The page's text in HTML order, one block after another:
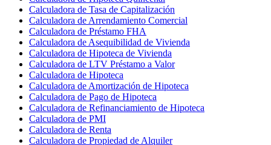
Calculadora de Tasa de Capitalización
Calculadora de Arrendamiento Comercial
Calculadora de Préstamo FHA
Calculadora de Asequibilidad de Vivienda
Calculadora de Hipoteca de Vivienda
Calculadora de LTV Préstamo a Valor
Calculadora de Hipoteca
Calculadora de Amortización de Hipoteca
Calculadora de Pago de Hipoteca
Calculadora de Refinanciamiento de Hipoteca
Calculadora de PMI
Calculadora de Renta
Calculadora de Propiedad de Alquiler